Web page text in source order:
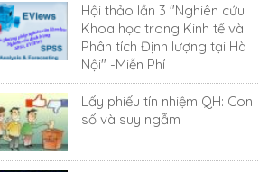
Hội thảo lần 3 "Nghiên cứu
Khoa học trong Kinh tế và
Phân tích Định lượng tại Hà
Nội" -Miễn Phí
Lấy phiếu tín nhiệm QH: Con
số và suy ngẫm